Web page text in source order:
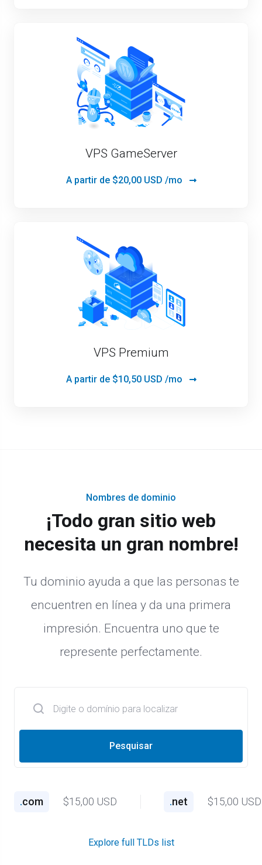
VPS GameServer
A partir de$20,00 USD /mo
VPS Premium
A partir de$10,50 USD /mo
Nombres de dominio
¡Todo gran sitio web
necesita un gran nombre!
Tu dominio ayuda a que las personas te
encuentren en línea y da una primera
impresión. Encuentra uno que te
represente perfectamente.
Pesquisar
.com $15,00 USD .net $15,00 USD
Explore full TLDs list